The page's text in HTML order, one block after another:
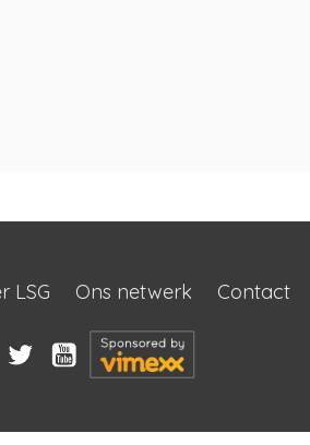
LSG Ons netwerk Contact